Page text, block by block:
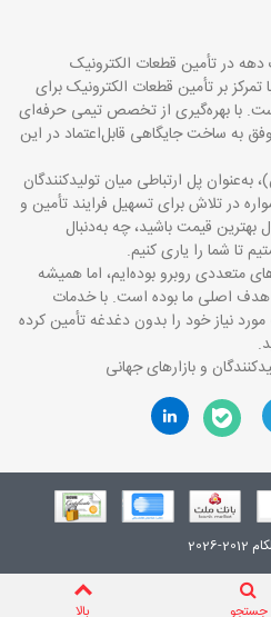
دهه در تأمین قطعات الکترونیک
با تمرکز بر تأمین قطعات الکترونیک برای
با بهره‌گیری از تخصص تیمی حرفه‌ای
به ساخت جایگاهی قابل‌اعتماد در این
پل ارتباطی میان تولیدکنندگان
در تلاش برای تسهیل فرایند تأمین و
قیمت باشید، چه به‌دنبال
تا شما را یاری کنیم.
متعددی روبرو بوده‌ایم، اما همیشه
هدف اصلی ما بوده است. با خدمات
نیاز خود را بدون دغدغه تأمین کرده
و بازارهای جهانی
2026
جستجو بالا